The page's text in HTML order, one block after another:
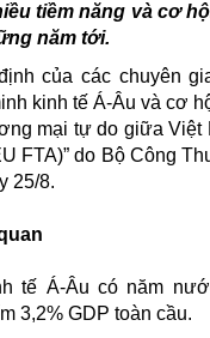
tiềm năng và cơ
năm tới.
của các chuyên
kinh tế Á-Âu và cơ
mại tự do giữa Việt
FTA)” do Bộ Công
25/8.
tế Á-Âu có năm
3,2% GDP toàn cầu.